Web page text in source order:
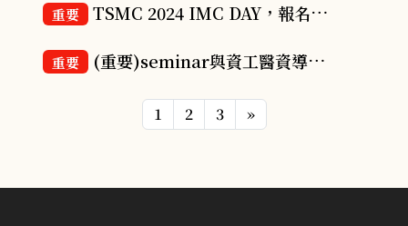
重要 TSMC 2024 IMC DAY，報名正式啟動！活動全程免費，有機會獲得高額競賽獎金! 名額有限，額滿為止~~
重要 (重要)seminar與資工醫資導論上課規定
1 2 3 »